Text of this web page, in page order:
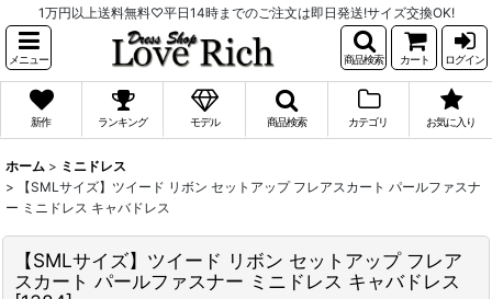
1万円以上送料無料♡平日14時までのご注文は即日発送!サイズ交換OK!
メニュー 商品検索 カート ログイン
新作 ランキング モデル 商品検索 カテゴリ お気に入り
ホーム > ミニドレス
>
【SMLサイズ】ツイード リボン セットアップ フレアスカート パールファスナ
ー ミニドレス キャバドレス
【SMLサイズ】ツイード リボン セットアップ フレア
スカート パールファスナー ミニドレス キャバドレス